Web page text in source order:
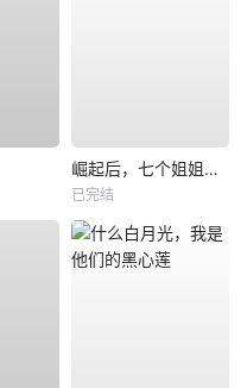
崛起后，七个姐姐悔不当初
已完结